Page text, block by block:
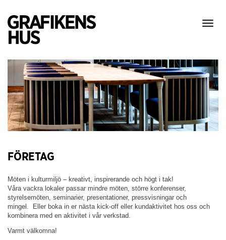
Visa
FÖRETAG
Möten i kulturmiljö – kreativt, inspirerande och högt i tak!
Våra vackra lokaler passar mindre möten, större konferenser,
styrelsemöten, seminarier, presentationer, pressvisningar och
mingel. Eller boka in er nästa kick-off eller kundaktivitet hos oss och
kombinera med en aktivitet i vår verkstad.
Varmt välkomna!